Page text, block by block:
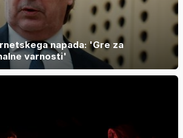
napada: 'Gre za
varnosti'